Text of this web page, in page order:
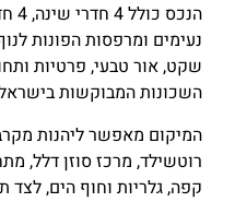
נעימים ומרפסות הפונות
שקט, אור טבעי, פרטיות
השכונות המבוקשות
המיקום מאפשר ליהנות
רוטשילד, מרכז סוזן דלל,
קפה, גלריות וחוף הים,